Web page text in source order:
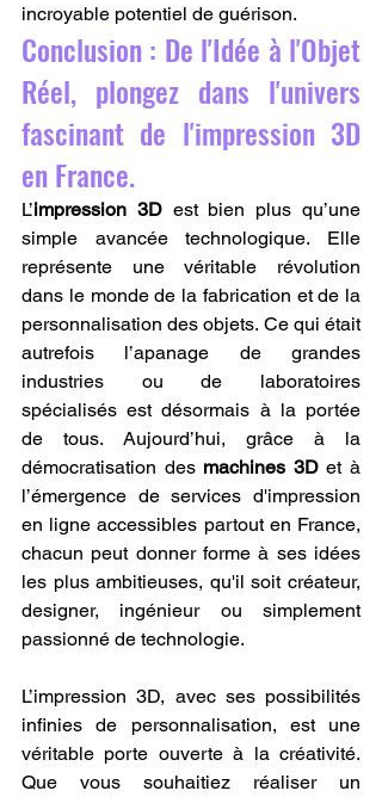
incroyable potentiel de guérison.
Conclusion : De l'Idée à l'Objet
Réel, plongez dans l'univers
fascinant de l'impression 3D
en France.
L’impression 3D est bien plus qu’une
simple avancée technologique. Elle
représente une véritable révolution
dans le monde de la fabrication et de la
personnalisation des objets. Ce qui était
autrefois l’apanage de grandes
industries ou de laboratoires
spécialisés est désormais à la portée
de tous. Aujourd’hui, grâce à la
démocratisation des machines 3D et à
l’émergence de services d'impression
en ligne accessibles partout en France,
chacun peut donner forme à ses idées
les plus ambitieuses, qu'il soit créateur,
designer, ingénieur ou simplement
passionné de technologie.
L’impression 3D, avec ses possibilités
infinies de personnalisation, est une
véritable porte ouverte à la créativité.
Que vous souhaitiez réaliser un